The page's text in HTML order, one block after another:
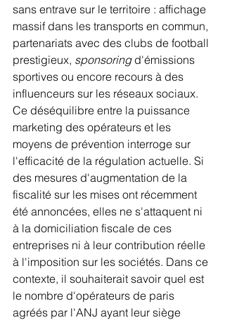
sans entrave sur le territoire : affichage
massif dans les transports en commun,
partenariats avec des clubs de football
prestigieux, sponsoring d'émissions
sportives ou encore recours à des
influenceurs sur les réseaux sociaux.
Ce déséquilibre entre la puissance
marketing des opérateurs et les
moyens de prévention interroge sur
l'efficacité de la régulation actuelle. Si
des mesures d'augmentation de la
fiscalité sur les mises ont récemment
été annoncées, elles ne s'attaquent ni
à la domiciliation fiscale de ces
entreprises ni à leur contribution réelle
à l'imposition sur les sociétés. Dans ce
contexte, il souhaiterait savoir quel est
le nombre d'opérateurs de paris
agréés par l'ANJ ayant leur siège